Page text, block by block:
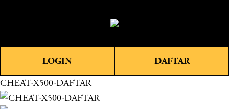
e
u
LOGIN DAFTAR
CHEAT-X500-DAFTAR